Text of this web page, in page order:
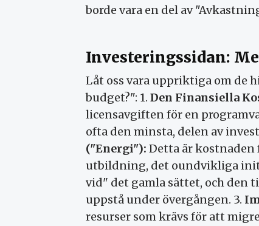
borde vara en del av
Investeringssidan:
Låt oss vara uppriktiga om de
budget?": 1. Den Finansiella
licensavgiften för en
ofta den minsta, delen av
("Energi"): Detta är
utbildning, det oundvikliga
vid" det gamla sättet, och
uppstå under övergången. 3.
resurser som krävs för att